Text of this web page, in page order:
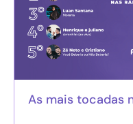
As mais tocadas